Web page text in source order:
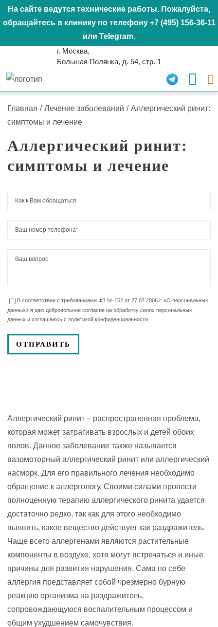
На сайте ведутся технические работы. Пожалуйста,
обращайтесь в клинику по телефону +7 (495) 156-36-11
или Telegram.
г. Москва,
Большая Полянка, д. 54, стр. 1
Главная / Лечение заболеваний / Аллергический ринит:
симптомы и лечение
Аллергический ринит:
симптомы и лечение
В соответствии с требованиями ФЗ № 152 от 27.07.2006 г. «О персональных
данных» я даю добровольное согласие на обработку своих персональных
данных и соглашаюсь с политикой конфиденциальности.
Аллергический ринит – распространенная проблема,
которая может затрагивать взрослых и детей обоих
полов. Данное заболевание также называется
вазомоторный аллергический ринит или аллергический
насморк. Для его правильного лечения необходимо
обращение к аллергологу. Своими силами провести
полноценную терапию аллергического ринита удается
достаточно редко, так как для этого необходимо
выявить, какое вещество действует как раздражитель.
Чаще всего аллергенами являются растительные
компоненты в воздухе, хотя могут встречаться и иные
причины для развития нарушения. Сама по себе
аллергия представляет собой чрезмерно бурную
реакцию организма на раздражитель,
сопровождающуюся воспалительным процессом и
общим ухудшением самочувствия.